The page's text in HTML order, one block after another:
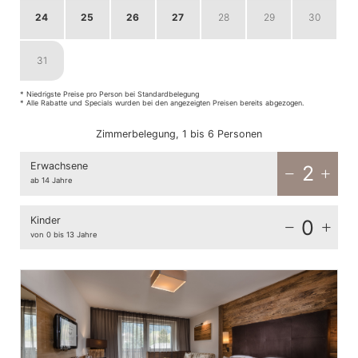
24 25 26 27 28 29 30
31
* Niedrigste Preise pro Person bei Standardbelegung
* Alle Rabatte und Specials wurden bei den angezeigten Preisen bereits abgezogen.
Zimmerbelegung, 1 bis 6 Personen
Erwachsene
ab 14 Jahre 2
Kinder
von 0 bis 13 Jahre 0